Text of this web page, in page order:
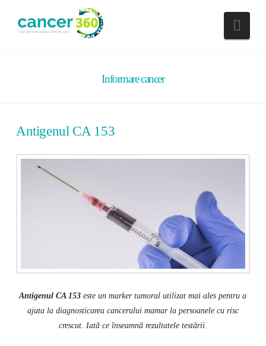
Informare cancer
Antigenul CA 153
Antigenul CA 153 este un marker tumoral utilizat mai ales pentru a
ajuta la diagnosticarea cancerului mamar la persoanele cu risc
crescut. Iată ce înseamnă rezultatele testării.